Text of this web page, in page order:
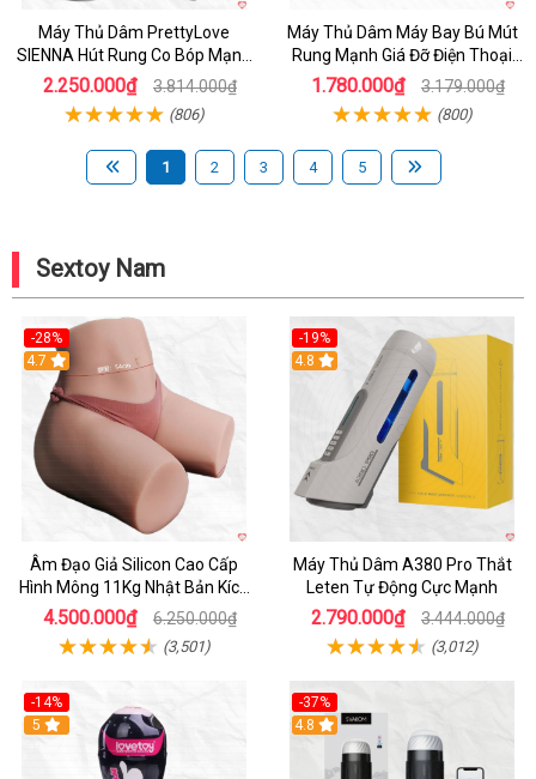
Máy Thủ Dâm PrettyLove
SIENNA Hút Rung Co Bóp Mạnh
Mẽ Nam
2.250.000₫ 3.814.000₫
(806)
Máy Thủ Dâm Máy Bay Bú Mút
Rung Mạnh Giá Đỡ Điện Thoại
Chính Hãng
1.780.000₫ 3.179.000₫
(800)
1 2 3 4 5
Sextoy Nam
-28%
4.7
Âm Đạo Giả Silicon Cao Cấp
Hình Mông 11Kg Nhật Bản Kích
Thước Như Thật
4.500.000₫ 6.250.000₫
(3,501)
-19%
Hot
4.8
Máy Thủ Dâm A380 Pro Thắt
Leten Tự Động Cực Mạnh
2.790.000₫ 3.444.000₫
(3,012)
-14%
Hot
5
-37%
4.8